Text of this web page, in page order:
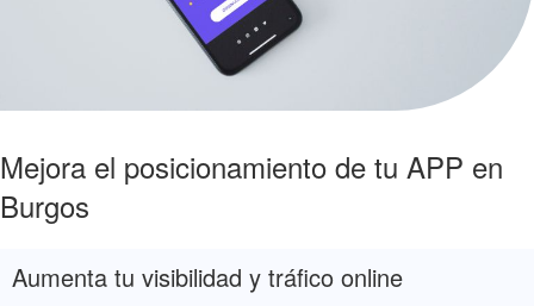
Mejora el posicionamiento de tu APP en
Burgos
Aumenta tu visibilidad y tráfico online